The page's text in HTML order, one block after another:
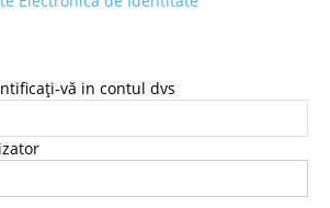
vă in contul dvs